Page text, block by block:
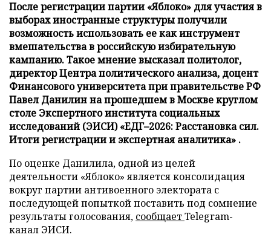
После регистрации партии «Яблоко» для участия в
выборах иностранные структуры получили
возможность использовать ее как инструмент
вмешательства в российскую избирательную
кампанию. Такое мнение высказал политолог,
директор Центра политического анализа, доцент
Финансового университета при правительстве РФ
Павел Данилин на прошедшем в Москве круглом
столе Экспертного института социальных
исследований (ЭИСИ) «ЕДГ–2026: Расстановка сил.
Итоги регистрации и экспертная аналитика» .
По оценке Данилила, одной из целей
деятельности «Яблоко» является консолидация
вокруг партии антивоенного электората с
последующей попыткой поставить под сомнение
результаты голосования, сообщаетTelegram-
канал ЭИСИ.